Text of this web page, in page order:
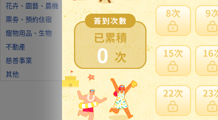
0
花卉、園藝、農機
票劵、預約住宿
寵物用品、生物
不動產
慈善事業
其他